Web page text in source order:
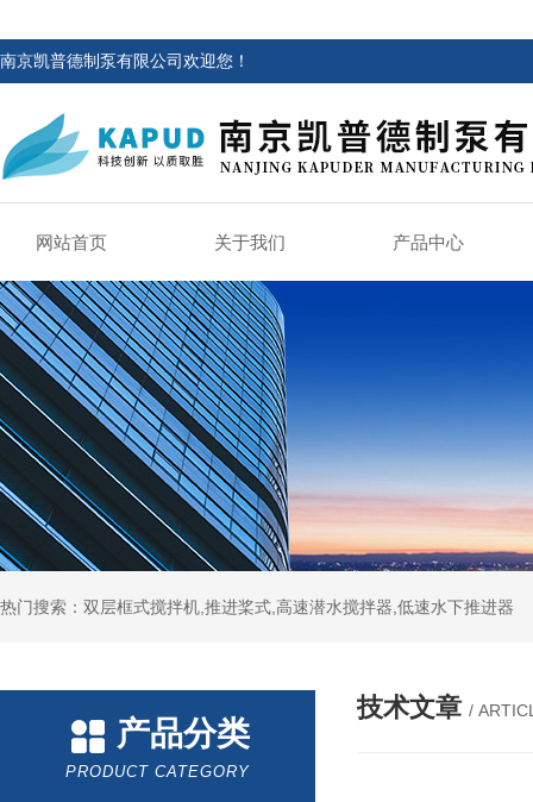
南京凯普德制泵有限公司欢迎您！
网站首页 关于我们 产品中心
热门搜索：双层框式搅拌机,推进桨式,高速潜水搅拌器,低速水下推进器
产品分类
PRODUCT CATEGORY
技术文章 /